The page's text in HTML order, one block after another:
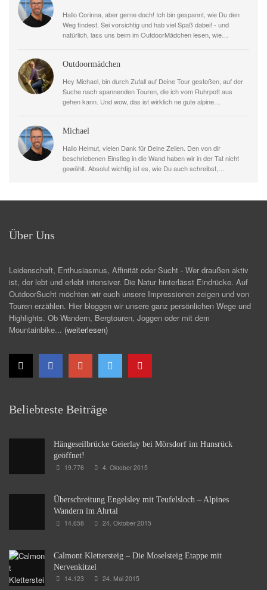
Hallo Corinna, aber gerne doch! Ich bin gespannt, wie Du den
Weg findest. Sei vorsichtig und hab viel Spaß dabei! - und
natürlich, lass uns beim im OutdoorMädchen lesen, wie…
Outdoormädchen
Hey Michael, bin durch Zufall auf Deine Tour gestoßen, auf der
Suche nach spannenden Touren, die ich vom Ruhrpott aus
gehen kann. Und wow, das ist wirklich ne gute alpine…
Michael
Hallo Helmut, vielen Dank für Deine Zeilen. Den von dir
beschriebenen Einstieg in die Wand haben wir in der Tat nicht
gewählt. Absolut wichtig ist es, wie Du auch schreibst,…
Über Uns
Leidenschaft, Enthusiasmus, Affinität oder Sucht - Wer draußen aktiv
ist, der lebt und erlebt intensiver. Die Natur hinterlässt Eindrücke. Auf
OutdoorSucht möchten wir euch unsere Impressionen zeigen und von
Touren erzählen. Hier bloggen wir unsere ganz persönlichen Wege und
Highlights. Ob Wandern, Bergtouren, Joggen oder mit dem
Mountainbike... (weiterlesen)
Beliebteste Beiträge
Hängeseilbrücke Geierlay bei Mörsdorf im Hunsrück
geöffnet!
19.776 4. Oktober 2015
Überschreitung Engelsley mit Teufelsloch – Alpines
Wandern im Ahrtal
14.658 24. Oktober 2015
Calmont Klettersteig – Die Moselsteig Etappe mit
Nervenkitzel
14.123 24. Mai 2015